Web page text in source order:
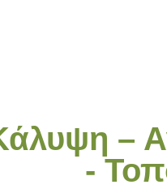
–
-